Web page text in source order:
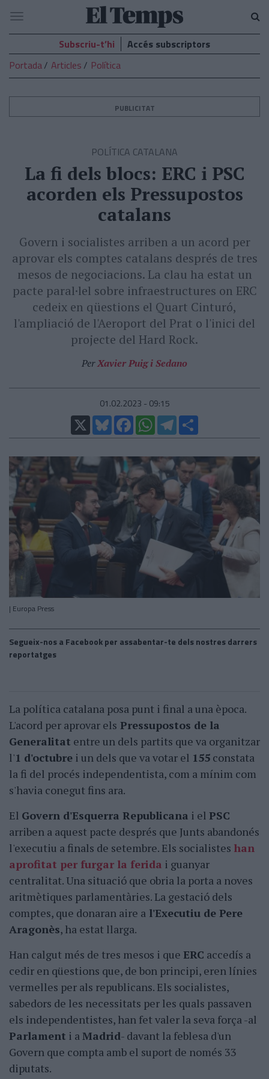
El
Temps
Navegació
Subscriu-t’hi
Accés subscriptors
Portada
Articles Política
PUBLICITAT
POLÍTICA CATALANA
La fi dels blocs: ERC i PSC
acorden els Pressupostos
catalans
Govern i socialistes arriben a un acord per
aprovar els comptes catalans després de tres
mesos de negociacions. La clau ha estat un
pacte paral·lel sobre infraestructures on ERC
cedeix en qüestions el Quart Cinturó,
l'ampliació de l'Aeroport del Prat o l'inici del
projecte del Hard Rock.
PerXavier Puig i Sedano
01.02.2023 - 09:15
X
BlueskyFacebookWhatsAppTelegram
| Europa Press
Segueix-nos a Facebook per assabentar-te dels nostres darrers
reportatges
La política catalana posa punt i final a una època.
L'acord per aprovar els Pressupostos de la
Generalitat entre un dels partits que va organitzar
l'1 d'octubre i un dels que va votar el 155 constata
la fi del procés independentista, com a mínim com
s'havia conegut fins ara.
El Govern d'Esquerra Republicana i el PSC
arriben a aquest pacte després que Junts abandonés
l'executiu a finals de setembre. Els socialistes han
aprofitat per furgar la ferida i guanyar
centralitat. Una situació que obria la porta a noves
aritmètiques parlamentàries. La gestació dels
comptes, que donaran aire a l'Executiu de Pere
Aragonès, ha estat llarga.
Han calgut més de tres mesos i que ERC accedís a
cedir en qüestions que, de bon principi, eren línies
vermelles per als republicans. Els socialistes,
sabedors de les necessitats per les quals passaven
els independentistes, han fet valer la seva força -al
Parlament i aMadrid- davant la feblesa d'un
Govern que compta amb el suport de només 33
diputats.